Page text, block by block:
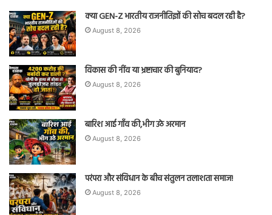
क्या GEN-Z भारतीय राजनीतिज्ञों की सोच बदल रही है?
August 8, 2026
विकास की नींव या भ्रष्टाचार की बुनियाद?
August 8, 2026
बारिश आई गाँव की,भीग उठे अरमान
August 8, 2026
परंपरा और संविधान के बीच संतुलन तलाशता समाज!
August 8, 2026